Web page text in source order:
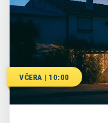
VČERA | 10:00